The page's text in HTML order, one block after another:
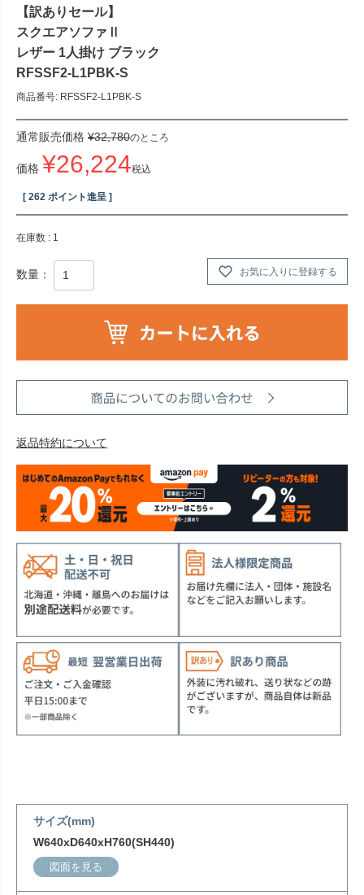
【訳ありセール】
スクエアソファⅡ
レザー 1人掛け ブラック
RFSSF2-L1PBK-S
商品番号 RFSSF2-L1PBK-S
通常販売価格 ¥32,780のところ
価格 ¥26,224税込
[ 262 ポイント進呈 ]
在庫数 1
お気に入りに登録する
返品特約について
サイズ(mm)
W640xD640xH760(SH440)
図面を見る